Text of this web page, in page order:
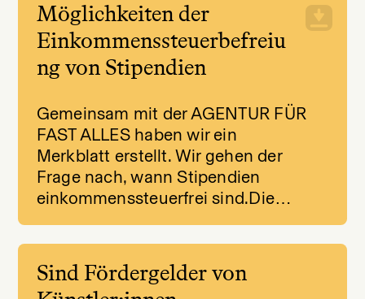
Möglichkeiten der
Einkommenssteuerbefreiu
ng von Stipendien
Gemeinsam mit der AGENTUR FÜR
FAST ALLES haben wir ein
Merkblatt erstellt. Wir gehen der
Frage nach, wann Stipendien
einkommenssteuerfrei sind.Die…
Sind Fördergelder von